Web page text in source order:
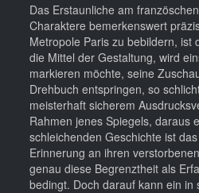
Das Erstaunliche am
Charaktere bemerkenswert
Metropole Paris zu bebildern, ist
die Mittel der Gestaltung, wird
markieren möchte, seine
Drehbuch entspringen, so
meisterhaft sicherem
Rahmen jenes Spiegels, daraus
schleichenden Geschichte ist
Erinnerung an ihren
genau diese Begrenztheit als
bedingt. Doch darauf kann ein